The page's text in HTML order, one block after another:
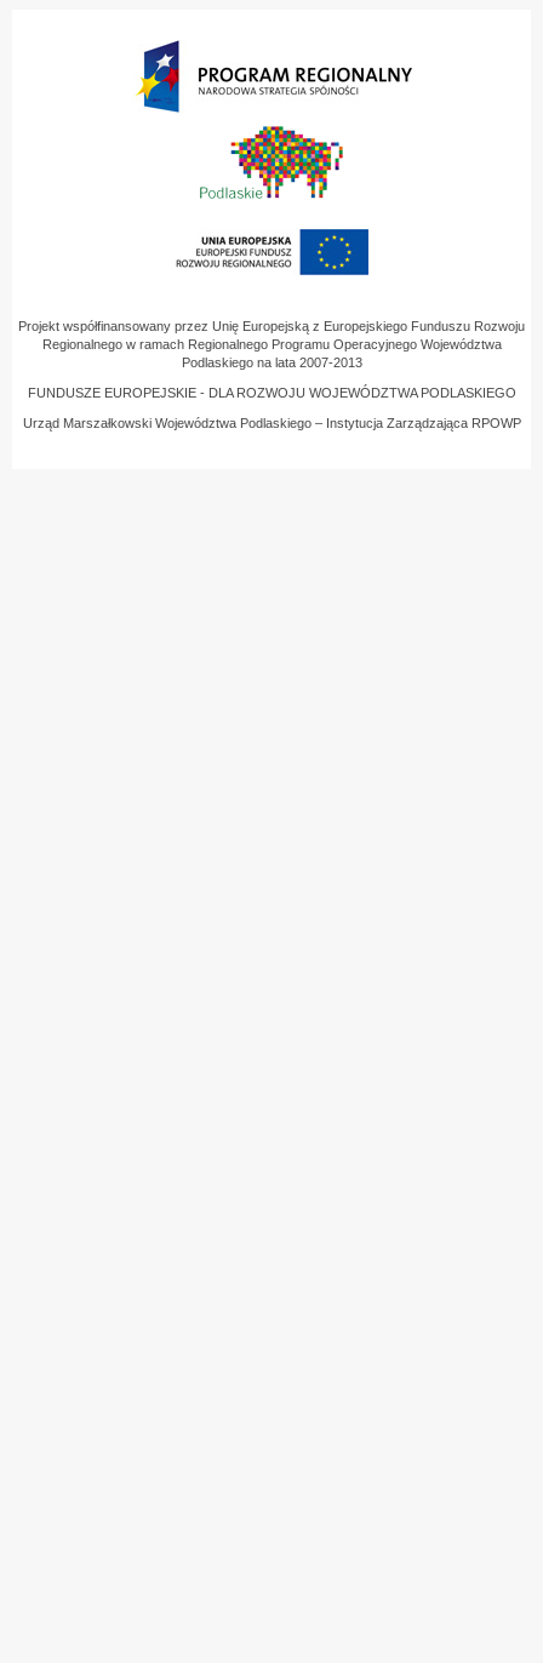
Projekt współfinansowany przez Unię Europejską z Europejskiego Funduszu Rozwoju
Regionalnego w ramach Regionalnego Programu Operacyjnego Województwa
Podlaskiego na lata 2007-2013
FUNDUSZE EUROPEJSKIE - DLA ROZWOJU WOJEWÓDZTWA PODLASKIEGO
Urząd Marszałkowski Województwa Podlaskiego – Instytucja Zarządzająca RPOWP